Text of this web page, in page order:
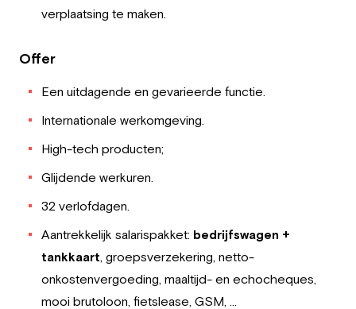
verplaatsing te maken.
Offer
Een uitdagende en gevarieerde functie.
Internationale werkomgeving.
High-tech producten;
Glijdende werkuren.
32 verlofdagen.
Aantrekkelijk salarispakket: bedrijfswagen +
tankkaart, groepsverzekering, netto-
onkostenvergoeding, maaltijd- en echocheques,
mooi brutoloon, fietslease, GSM, …